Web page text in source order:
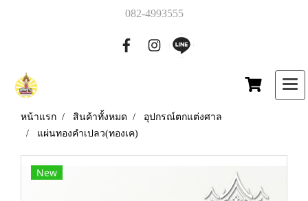
082-4993555
หน้าแรก สินค้าทั้งหมด
อุปกรณ์ตกแต่งศาล
แผ่นทองคำเปลว(ทองเค)
New